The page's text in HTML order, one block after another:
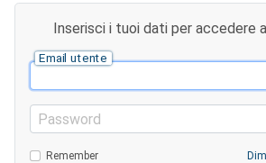
Inserisci i tuoi dati per accedere
Email utente
Password
Remember